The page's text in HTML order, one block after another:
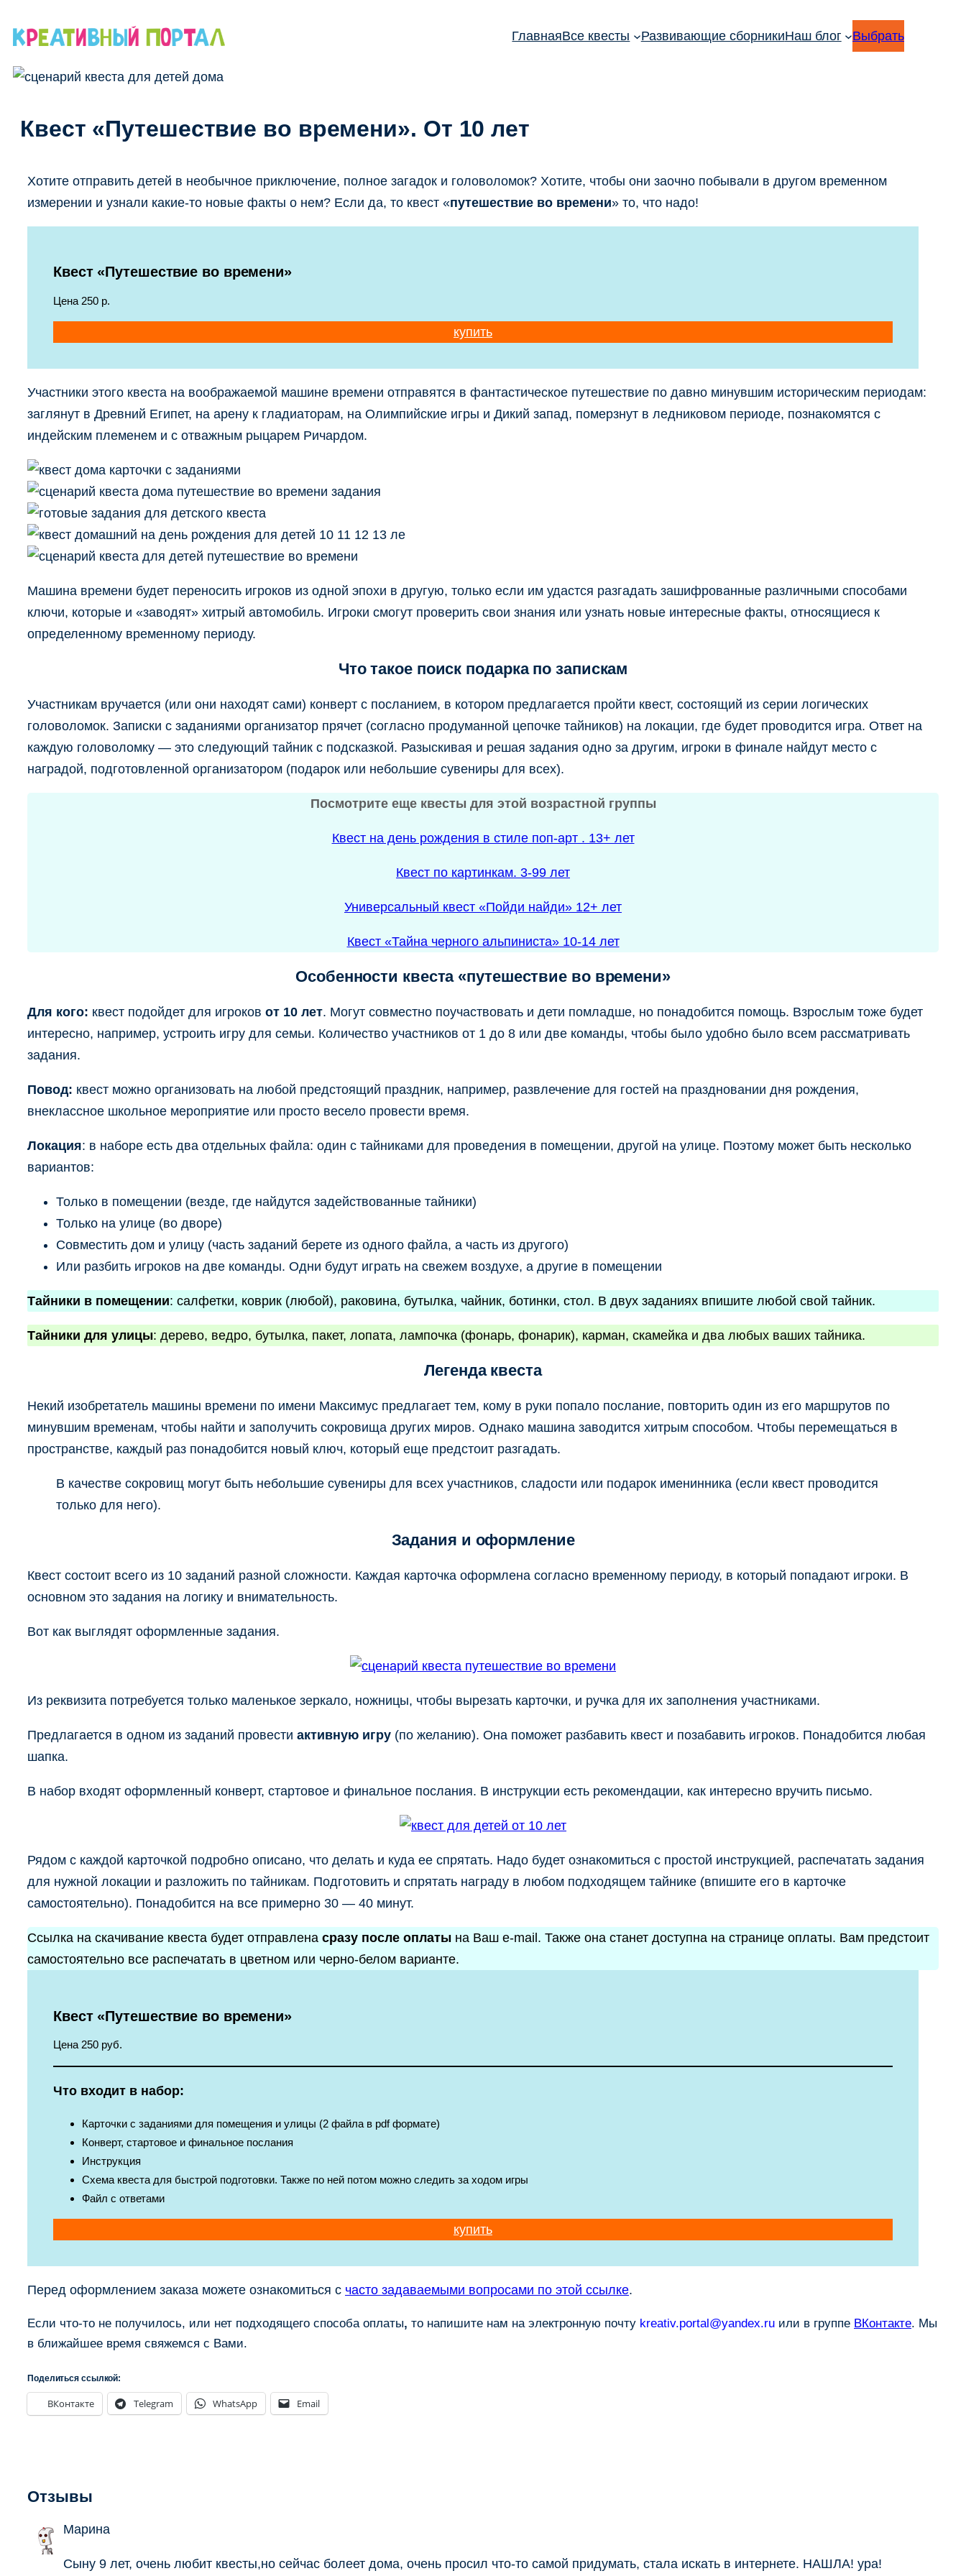
ГлавнаяВсе квесты Развивающие сборникиНаш блог Выбрать
Квест «Путешествие во времени». От 10 лет
Хотите отправить детей в необычное приключение, полное загадок и головоломок? Хотите, чтобы они заочно побывали в другом временном
измерении и узнали какие-то новые факты о нем? Если да, то квест «путешествие во времени» то, что надо!
Квест «Путешествие во времени»
Цена 250 р.
купить
Участники этого квеста на воображаемой машине времени отправятся в фантастическое путешествие по давно минувшим историческим периодам:
заглянут в Древний Египет, на арену к гладиаторам, на Олимпийские игры и Дикий запад, померзнут в ледниковом периоде, познакомятся с
индейским племенем и с отважным рыцарем Ричардом.
Машина времени будет переносить игроков из одной эпохи в другую, только если им удастся разгадать зашифрованные различными способами
ключи, которые и «заводят» хитрый автомобиль. Игроки смогут проверить свои знания или узнать новые интересные факты, относящиеся к
определенному временному периоду.
Что такое поиск подарка по запискам
Участникам вручается (или они находят сами) конверт с посланием, в котором предлагается пройти квест, состоящий из серии логических
головоломок. Записки с заданиями организатор прячет (согласно продуманной цепочке тайников) на локации, где будет проводится игра. Ответ на
каждую головоломку — это следующий тайник с подсказкой. Разыскивая и решая задания одно за другим, игроки в финале найдут место с
наградой, подготовленной организатором (подарок или небольшие сувениры для всех).
Посмотрите еще квесты для этой возрастной группы
Квест на день рождения в стиле поп-арт . 13+ лет
Квест по картинкам. 3-99 лет
Универсальный квест «Пойди найди» 12+ лет
Квест «Тайна черного альпиниста» 10-14 лет
Особенности квеста «путешествие во времени»
Для кого: квест подойдет для игроков от 10 лет. Могут совместно поучаствовать и дети помладше, но понадобится помощь. Взрослым тоже будет
интересно, например, устроить игру для семьи. Количество участников от 1 до 8 или две команды, чтобы было удобно было всем рассматривать
задания.
Повод: квест можно организовать на любой предстоящий праздник, например, развлечение для гостей на праздновании дня рождения,
внеклассное школьное мероприятие или просто весело провести время.
Локация: в наборе есть два отдельных файла: один с тайниками для проведения в помещении, другой на улице. Поэтому может быть несколько
вариантов:
Только в помещении (везде, где найдутся задействованные тайники)
Только на улице (во дворе)
Совместить дом и улицу (часть заданий берете из одного файла, а часть из другого)
Или разбить игроков на две команды. Одни будут играть на свежем воздухе, а другие в помещении
Тайники в помещении: салфетки, коврик (любой), раковина, бутылка, чайник, ботинки, стол. В двух заданиях впишите любой свой тайник.
Тайники для улицы: дерево, ведро, бутылка, пакет, лопата, лампочка (фонарь, фонарик), карман, скамейка и два любых ваших тайника.
Легенда квеста
Некий изобретатель машины времени по имени Максимус предлагает тем, кому в руки попало послание, повторить один из его маршрутов по
минувшим временам, чтобы найти и заполучить сокровища других миров. Однако машина заводится хитрым способом. Чтобы перемещаться в
пространстве, каждый раз понадобится новый ключ, который еще предстоит разгадать.
В качестве сокровищ могут быть небольшие сувениры для всех участников, сладости или подарок именинника (если квест проводится
только для него).
Задания и оформление
Квест состоит всего из 10 заданий разной сложности. Каждая карточка оформлена согласно временному периоду, в который попадают игроки. В
основном это задания на логику и внимательность.
Вот как выглядят оформленные задания.
Из реквизита потребуется только маленькое зеркало, ножницы, чтобы вырезать карточки, и ручка для их заполнения участниками.
Предлагается в одном из заданий провести активную игру (по желанию). Она поможет разбавить квест и позабавить игроков. Понадобится любая
шапка.
В набор входят оформленный конверт, стартовое и финальное послания. В инструкции есть рекомендации, как интересно вручить письмо.
Рядом с каждой карточкой подробно описано, что делать и куда ее спрятать. Надо будет ознакомиться с простой инструкцией, распечатать задания
для нужной локации и разложить по тайникам. Подготовить и спрятать награду в любом подходящем тайнике (впишите его в карточке
самостоятельно). Понадобится на все примерно 30 — 40 минут.
Ссылка на скачивание квеста будет отправлена сразу после оплаты на Ваш e-mail. Также она станет доступна на странице оплаты. Вам предстоит
самостоятельно все распечатать в цветном или черно-белом варианте.
Квест «Путешествие во времени»
Цена 250 руб.
Что входит в набор:
Карточки с заданиями для помещения и улицы (2 файла в pdf формате)
Конверт, стартовое и финальное послания
Инструкция
Схема квеста для быстрой подготовки. Также по ней потом можно следить за ходом игры
Файл с ответами
купить
Перед оформлением заказа можете ознакомиться с часто задаваемыми вопросами по этой ссылке.
Если что-то не получилось, или нет подходящего способа оплаты, то напишите нам на электронную почту kreativ.portal@yandex.ru или в группе ВКонтакте. Мы
в ближайшее время свяжемся с Вами.
Поделиться ссылкой:
ВКонтакте Telegram WhatsApp Email
Отзывы
Марина
Сыну 9 лет, очень любит квесты,но сейчас болеет дома, очень просил что-то самой придумать, стала искать в интернете. НАШЛА! ура!